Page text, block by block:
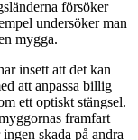
försöker
undersöker man
mygga.
insett att det kan
att anpassa billig
ett optiskt stängsel.
framfart
skada på andra